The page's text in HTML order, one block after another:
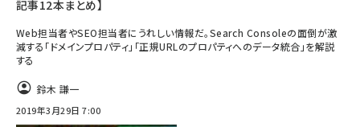
記事12本まとめ】
Web担当者やSEO担当者にうれしい情報だ。Search Consoleの面倒が激
減する「ドメインプロパティ」「正規URLのプロパティへのデータ統合」を解説
する
鈴木 謙一
2019年3月29日 7:00